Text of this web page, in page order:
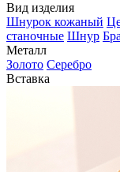
Вид изделия
Шнурок кожаный
станочные Шнур
Металл
Золото Серебро
Вставка